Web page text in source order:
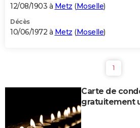
12/08/1903 à Metz (Moselle)
Décès
10/06/1972 à Metz (Moselle)
1
Carte de
gratuitement